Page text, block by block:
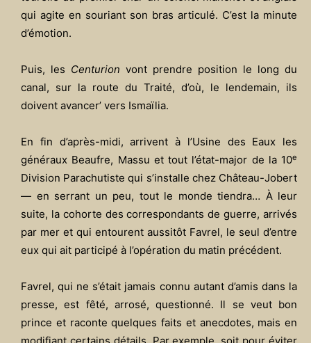
qui agite en souriant son bras articulé. C’est la minute
d’émotion.
Puis, les Centurion vont prendre position le long du
canal, sur la route du Traité, d’où, le lendemain, ils
doivent avancer’ vers Ismaïlia.
En fin d’après-midi, arrivent à l’Usine des Eaux les
généraux Beaufre, Massu et tout l’état-major de la 10e
Division Parachutiste qui s’installe chez Château-Jobert
— en serrant un peu, tout le monde tiendra… À leur
suite, la cohorte des correspondants de guerre, arrivés
par mer et qui entourent aussitôt Favrel, le seul d’entre
eux qui ait participé à l’opération du matin précédent.
Favrel, qui ne s’était jamais connu autant d’amis dans la
presse, est fêté, arrosé, questionné. Il se veut bon
prince et raconte quelques faits et anecdotes, mais en